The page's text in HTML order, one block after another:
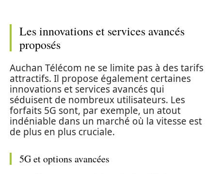
Les innovations et services avancés
proposés
Auchan Télécom ne se limite pas à des tarifs
attractifs. Il propose également certaines
innovations et services avancés qui
séduisent de nombreux utilisateurs. Les
forfaits 5G sont, par exemple, un atout
indéniable dans un marché où la vitesse est
de plus en plus cruciale.
5G et options avancées